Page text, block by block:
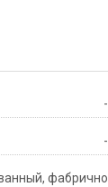
-
-
фабрично